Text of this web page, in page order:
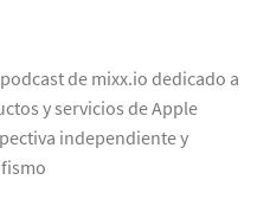
de mixx.io dedicado a
y servicios de Apple
independiente y